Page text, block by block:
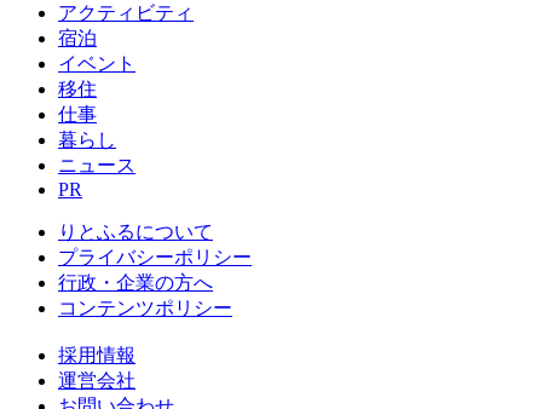
アクティビティ
宿泊
イベント
移住
仕事
暮らし
ニュース
PR
りとふるについて
プライバシーポリシー
行政・企業の方へ
コンテンツポリシー
採用情報
運営会社